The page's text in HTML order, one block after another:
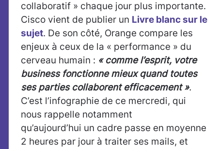
collaboratif » chaque jour plus importante.
Cisco vient de publier un Livre blanc sur le
sujet. De son côté, Orange compare les
enjeux à ceux de la « performance » du
cerveau humain : « comme l’esprit, votre
business fonctionne mieux quand toutes
ses parties collaborent efficacement ».
C’est l’infographie de ce mercredi, qui
nous rappelle notamment
qu’aujourd’hui un cadre passe en moyenne
2 heures par jour à traiter ses mails, et